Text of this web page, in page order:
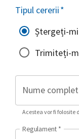
Tipul cererii*
Ștergeți-
Trimiteți-
Nume complet
Acestea vor fi
Regulament *